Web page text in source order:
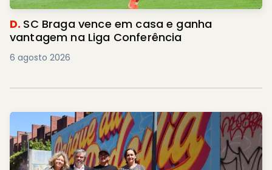
D. SC Braga vence em casa e ganha
vantagem na Liga Conferência
6 agosto 2026